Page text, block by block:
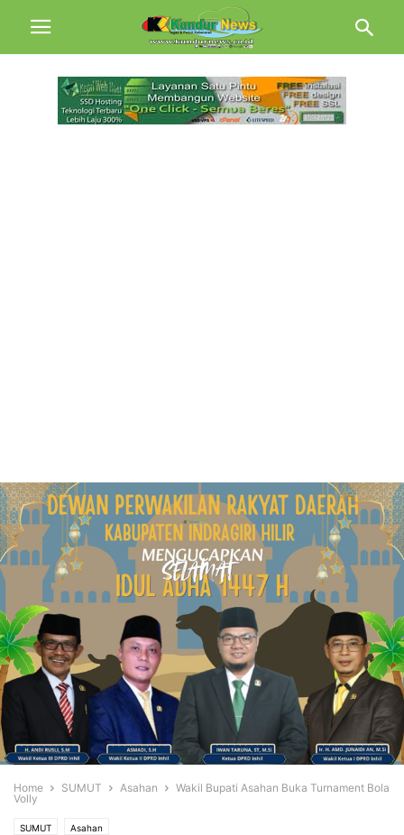
Home SUMUT Asahan
Wakil Bupati Asahan Buka Turnament Bola
Volly
SUMUT Asahan